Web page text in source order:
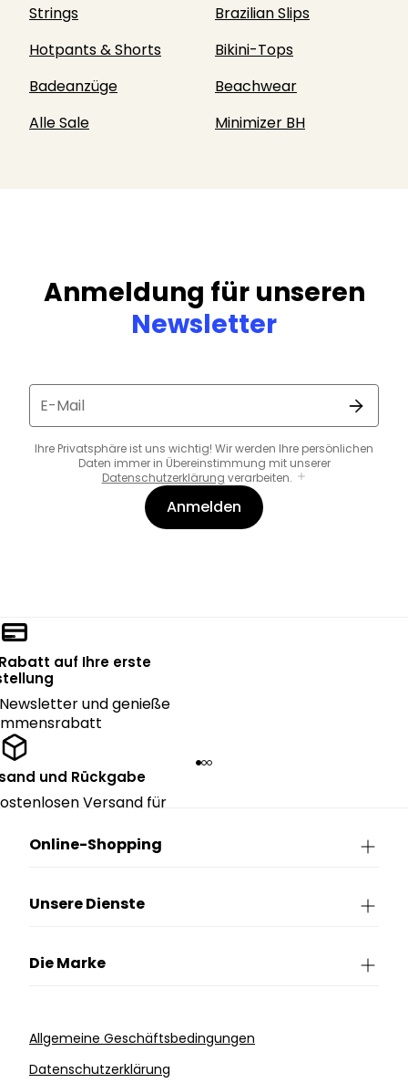
Strings
Brazilian Slips
Hotpants & Shorts
Bikini-Tops
Badeanzüge
Beachwear
Alle Sale
Minimizer BH
Anmeldung für unseren
Newsletter
E-Mail
Ihre Privatsphäre ist uns wichtig! Wir werden Ihre persönlichen
Daten immer in Übereinstimmung mit unserer
Datenschutzerklärung verarbeiten.
Anmelden
auf Ihre erste
und genieße
und Rückgabe
Versand für
Online-Shopping
Unsere Dienste
Die Marke
Allgemeine Geschäftsbedingungen
Datenschutzerklärung